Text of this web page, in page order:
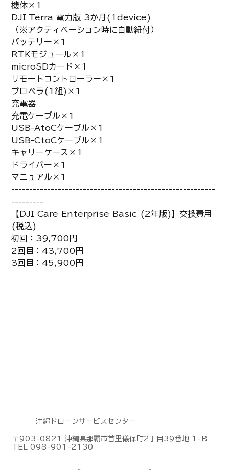
機体×1
DJI Terra 電力版 3か月(1device)
（※アクティベーション時に自動紐付）
バッテリー×1
RTKモジュール×1
microSDカード×1
リモートコントローラー×1
プロペラ(1組)×1
充電器
充電ケーブル×1
USB-AtoCケーブル×1
USB-CtoCケーブル×1
キャリーケース×1
ドライバー×1
マニュアル×1
---------------------------------------------------------
---------
【DJI Care Enterprise Basic (2年版)】交換費用
(税込)
初回：39,700円
2回目：43,700円
3回目：45,900円
沖縄ドローンサービスセンター
〒903-0821 沖縄県那覇市首里儀保町2丁目39番地 1-Ｂ
TEL 098-901-2130